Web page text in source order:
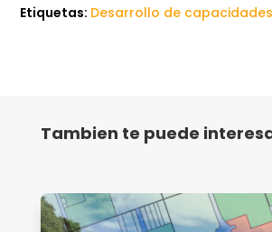
Etiquetas: Desarrollo de capacidades
Tambien te puede